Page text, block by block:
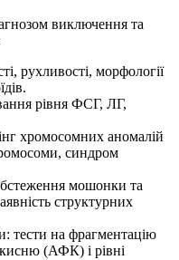
виключення та
рухливості, морфології
рівня ФСГ, ЛГ,
хромосомних аномалій
синдром
мошонки та
структурних
тести на фрагментацію
(АФК) і рівні